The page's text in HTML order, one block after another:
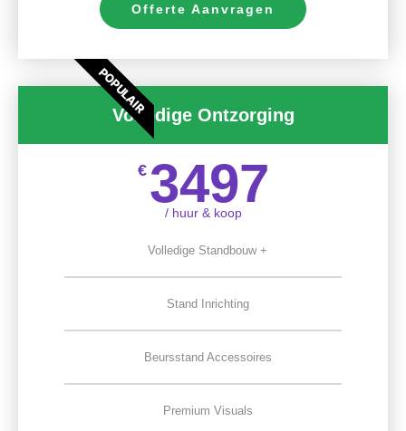
Offerte Aanvragen
POPULAIR
Volledige Ontzorging
€ 3497
/ huur & koop
Volledige Standbouw +
Stand Inrichting
Beursstand Accessoires
Premium Visuals